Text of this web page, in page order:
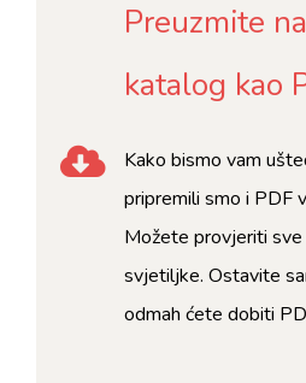
Preuzmite
katalog kao
Kako bismo vam
pripremili smo i PDF
Možete provjeriti
svjetiljke. Ostavite
odmah ćete dobiti